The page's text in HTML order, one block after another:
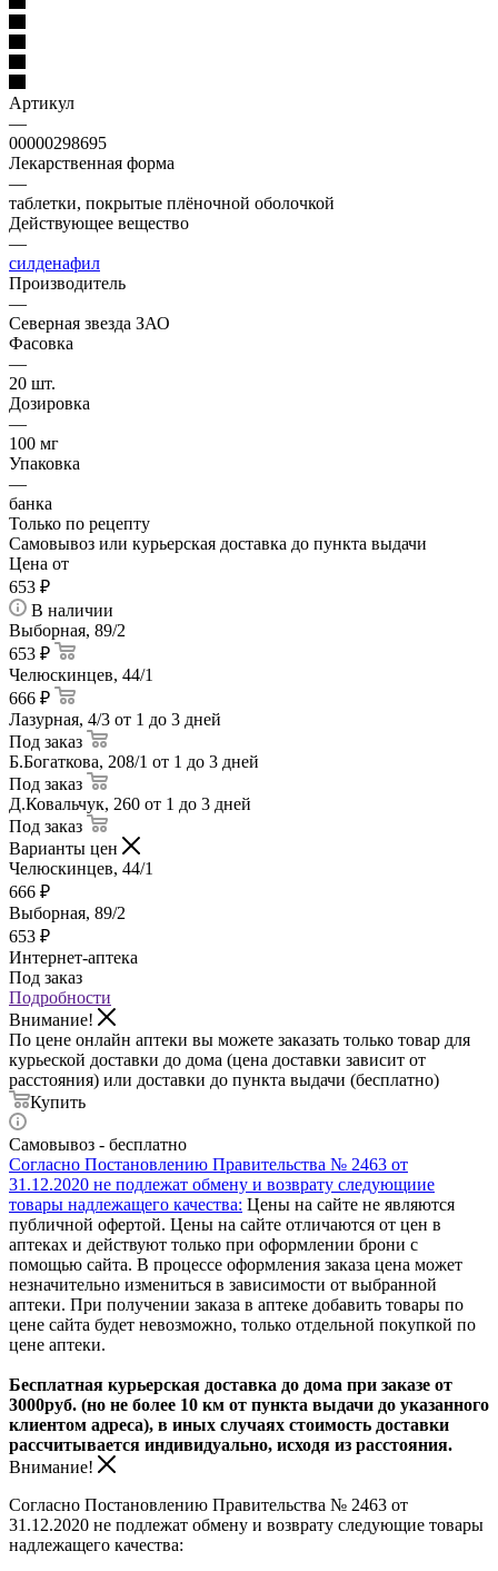
Артикул
—
00000298695
Лекарственная форма
—
таблетки, покрытые плёночной оболочкой
Действующее вещество
—
силденафил
Производитель
—
Северная звезда ЗАО
Фасовка
—
20 шт.
Дозировка
—
100 мг
Упаковка
—
банка
Только по рецепту
Самовывоз или курьерская доставка до пункта выдачи
Цена от
653 ₽
В наличии
Выборная, 89/2
653 ₽
Челюскинцев, 44/1
666 ₽
Лазурная, 4/3 от 1 до 3 дней
Под заказ
Б.Богаткова, 208/1 от 1 до 3 дней
Под заказ
Д.Ковальчук, 260 от 1 до 3 дней
Под заказ
Варианты цен
Челюскинцев, 44/1
666 ₽
Выборная, 89/2
653 ₽
Интернет-аптека
Под заказ
Подробности
Внимание!
По цене онлайн аптеки вы можете заказать только товар для
курьеской доставки до дома (цена доставки зависит от
расстояния) или доставки до пункта выдачи (бесплатно)
Купить
Самовывоз - бесплатно
Согласно Постановлению Правительства № 2463 от
31.12.2020 не подлежат обмену и возврату следующиие
товары надлежащего качества: Цены на сайте не являются
публичной офертой. Цены на сайте отличаются от цен в
аптеках и действуют только при оформлении брони с
помощью сайта. В процессе оформления заказа цена может
незначительно измениться в зависимости от выбранной
аптеки. При получении заказа в аптеке добавить товары по
цене сайта будет невозможно, только отдельной покупкой по
цене аптеки.
Бесплатная курьерская доставка до дома при заказе от
3000руб. (но не более 10 км от пункта выдачи до указанного
клиентом адреса), в иных случаях стоимость доставки
рассчитывается индивидуально, исходя из расстояния.
Внимание!
Согласно Постановлению Правительства № 2463 от
31.12.2020 не подлежат обмену и возврату следующие товары
надлежащего качества: